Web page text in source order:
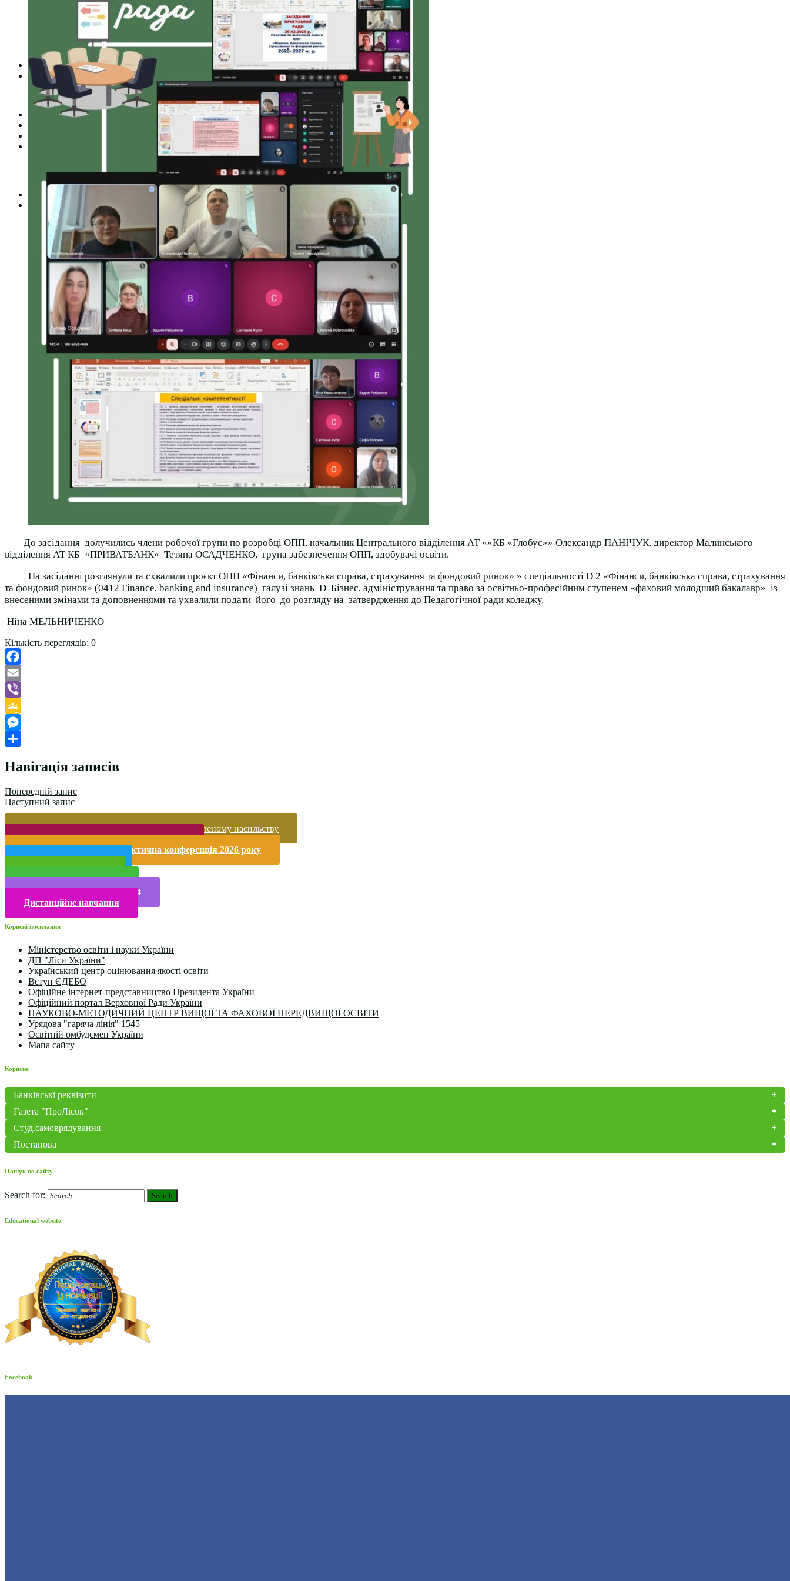
Студентська рада
Документація. Карантин
Документація. Воєнний стан
Центр дуальної освіти
Неформальна та інформальна освіта
Вступникам
Міжнародне співробітництво
Міжнародне співробітництво для викладачів
Міжнародне співробітництво для студентів
Угоди та договори
Перелік професій
Професійні стандарти
Майстри сервісних центрів
Про формальну, неформальну та інформальну освіту
До засідання долучились члени робочої групи по розробці ОПП, начальник Центрального відділення АТ «»КБ «Глобус»» Олександр ПАНІЧУК, директор Малинського
відділення АТ КБ «ПРИВАТБАНК» Тетяна ОСАДЧЕНКО, група забезпечення ОПП, здобувачі освіти.
На засіданні розглянули та схвалили проєкт ОПП «Фінанси, банківська справа, страхування та фондовий ринок» » спеціальності D 2 «Фінанси, банківська справа, страхування
та фондовий ринок» (0412 Finance, banking and insurance) галузі знань D Бізнес, адміністрування та право за освітньо-професійним ступенем «фаховий молодший бакалавр» із
внесеними змінами та доповненнями та ухвалили подати його до розгляду на затвердження до Педагогічної ради коледжу.
Ніна МЕЛЬНИЧЕНКО
Кількість переглядів: 0
Facebook
Email
Viber
Google
Classroom
Messenger
Навігація записів
Попередній запис
Наступний запис
Запобігання домашньому та гендерно-зумовленому насильству
Міжнародна науково-практична конференція 2026 року
Конкурси та олімпіади 2024
Дистанційне навчання
Корисні посилання
Міністерство освіти і науки України
ДП "Ліси України"
Український центр оцінювання якості освіти
Вступ ЄДЕБО
Офіційне інтернет-представництво Президента України
Офіційний портал Верховної Ради України
НАУКОВО-МЕТОДИЧНИЙ ЦЕНТР ВИЩОЇ ТА ФАХОВОЇ ПЕРЕДВИЩОЇ ОСВІТИ
Урядова "гаряча лінія" 1545
Освітній омбудсмен України
Мапа сайту
Корисне
Банківські реквізити
Газета "ПроЛісок"
Студ.самоврядування
Постанова
Пошук по сайту
Search for: Search
Educational website
Facebook